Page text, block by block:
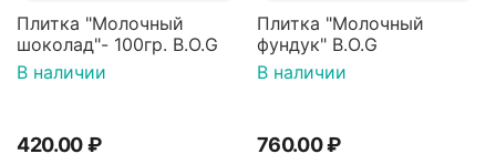
Плитка "Молочный
шоколад"- 100гр. B.O.G
В наличии
420.00₽
Плитка "Молочный
фундук" B.O.G
В наличии
760.00₽